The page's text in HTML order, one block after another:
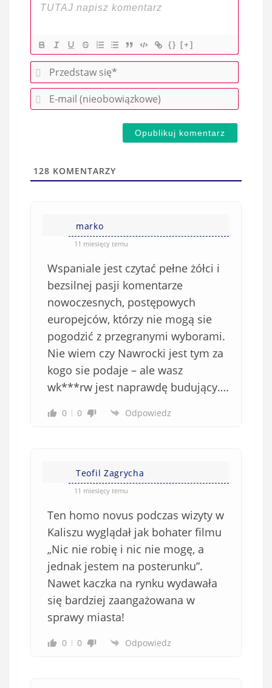
{} [+]
P
r
e
w
E
-
(
128 KOMENTARZY
marko
11 miesięcy temu
Wspaniale jest czytać pełne żółci i
bezsilnej pasji komentarze
nowoczesnych, postępowych
europejców, którzy nie mogą sie
pogodzić z przegranymi wyborami.
Nie wiem czy Nawrocki jest tym za
kogo sie podaje – ale wasz
wk***rw jest naprawdę budujący….
0 0 Odpowiedz
Teofil Zagrycha
11 miesięcy temu
Ten homo novus podczas wizyty w
Kaliszu wyglądał jak bohater filmu
„Nic nie robię i nic nie mogę, a
jednak jestem na posterunku”.
Nawet kaczka na rynku wydawała
się bardziej zaangażowana w
sprawy miasta!
0 0 Odpowiedz